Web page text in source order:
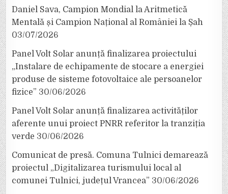
Daniel Sava, Campion Mondial la Aritmetică
Mentală și Campion Național al României la Șah
03/07/2026
Panel Volt Solar anunță finalizarea proiectului
„Instalare de echipamente de stocare a energiei
produse de sisteme fotovoltaice ale persoanelor
fizice” 30/06/2026
Panel Volt Solar anunță finalizarea activităților
aferente unui proiect PNRR referitor la tranziția
verde 30/06/2026
Comunicat de presă. Comuna Tulnici demarează
proiectul „Digitalizarea turismului local al
comunei Tulnici, județul Vrancea” 30/06/2026